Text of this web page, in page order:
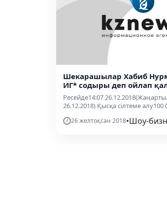
Шекарашылар Хабиб
ИГ* содыры деп ойлап
Ресейде14:07
26.12.2018) Қысқа сілтеме алу100
26 желтоқсан 2018•Шоу-